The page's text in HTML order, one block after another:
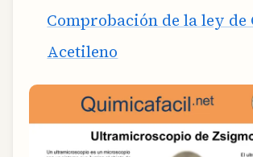
Comprobación de la ley de
Acetileno